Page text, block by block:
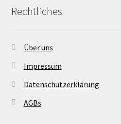
Rechtliches
Über uns
Impressum
Datenschutzerklärung
AGBs